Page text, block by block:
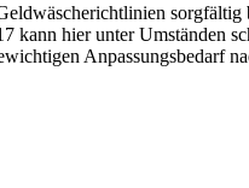
hier unter Umständen
Anpassungsbedarf